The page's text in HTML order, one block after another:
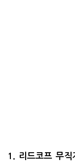
1. 리드코프 무